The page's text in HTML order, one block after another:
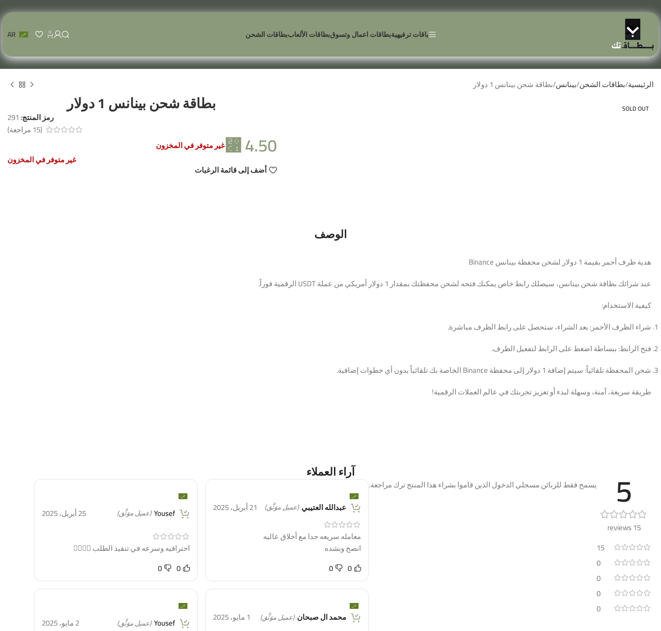
باقات ترفيهيةبطاقات اعمال وتسوقبطاقات الألعاببطاقات الشحن 0
AR
الرئيسية بطاقات الشحن بينانس بطاقة شحن بينانس 1 دولار
SOLD OUT بطاقة شحن بينانس 1 دولار
رمز المنتج: 291
(
15مراجعة)
⃁4.50
غير متوفر في المخزون
غير متوفر في المخزون
أضف إلى قائمة الرغبات
الوصف
هدية ظرف أحمر بقيمة 1 دولار لشحن محفظة بينانس Binance
عند شرائك بطاقة شحن بينانس، سيصلك رابط خاص يمكنك فتحه لشحن محفظتك بمقدار 1 دولار أمريكي من عملة USDT الرقمية فوراً.
كيفية الاستخدام:
شراء الظرف الأحمر: بعد الشراء، ستحصل على رابط الظرف مباشرة.
فتح الرابط: ببساطة اضغط على الرابط لتفعيل الظرف.
شحن المحفظة تلقائياً: سيتم إضافة 1 دولار إلى محفظة Binance الخاصة بك تلقائياً بدون أي خطوات إضافية.
طريقة سريعة، آمنة، وسهلة لبدء أو تعزيز تجربتك في عالم العملات الرقمية!
آراء العملاء 5
15 reviews
15
0
0
0
0
عبدالله العتيبي (عميل موَثَّق) 21 أبريل، 2025
معامله سريعه جدا مع أخلاق عاليه
انصح وبشده
0
0
(عميل موَثَّق) 25 أبريل، 2025
احترافيه وسرعه في تنفيذ الطلب 👍🏻👍🏻
0
0
محمد ال صبحان (عميل موَثَّق) 1 مايو، 2025 (عميل موَثَّق) 2 مايو، 2025
يسمح فقط للزبائن مسجلي الدخول الذين قاموا بشراء هذا المنتج ترك مراجعة.